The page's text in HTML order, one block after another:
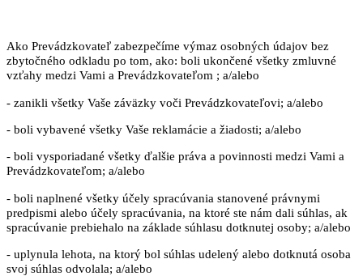
Ako Prevádzkovateľ zabezpečíme výmaz osobných údajov bez
zbytočného odkladu po tom, ako: boli ukončené všetky zmluvné
vzťahy medzi Vami a Prevádzkovateľom ; a/alebo
- zanikli všetky Vaše záväzky voči Prevádzkovateľovi; a/alebo
- boli vybavené všetky Vaše reklamácie a žiadosti; a/alebo
- boli vysporiadané všetky ďalšie práva a povinnosti medzi Vami a
Prevádzkovateľom; a/alebo
- boli naplnené všetky účely spracúvania stanovené právnymi
predpismi alebo účely spracúvania, na ktoré ste nám dali súhlas, ak
spracúvanie prebiehalo na základe súhlasu dotknutej osoby; a/alebo
- uplynula lehota, na ktorý bol súhlas udelený alebo dotknutá osoba
svoj súhlas odvolala; a/alebo